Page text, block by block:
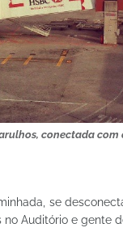
conectada com
se
Auditório e gente